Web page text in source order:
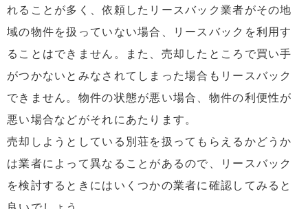
れることが多く、依頼したリースバック業者がその地
域の物件を扱っていない場合、リースバックを利用す
ることはできません。また、売却したところで買い手
がつかないとみなされてしまった場合もリースバック
できません。物件の状態が悪い場合、物件の利便性が
悪い場合などがそれにあたります。
売却しようとしている別荘を扱ってもらえるかどうか
は業者によって異なることがあるので、リースバック
を検討するときにはいくつかの業者に確認してみると